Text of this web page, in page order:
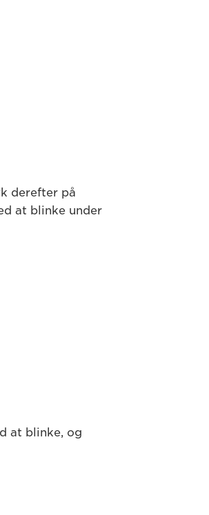
derefter på
at blinke under
at blinke, og